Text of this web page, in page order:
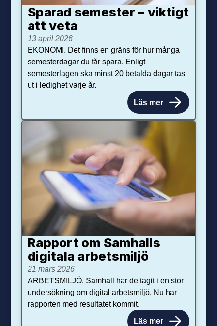
Sparad semester – viktigt
att veta
13 april 2026
EKONOMI. Det finns en gräns för hur många
semesterdagar du får spara. Enligt
semesterlagen ska minst 20 betalda dagar tas
ut i ledighet varje år.
Läs mer
Rapport om Samhalls
digitala arbetsmiljö
21 mars 2026
ARBETSMILJÖ. Samhall har deltagit i en stor
undersökning om digital arbetsmiljö. Nu har
rapporten med resultatet kommit.
Läs mer